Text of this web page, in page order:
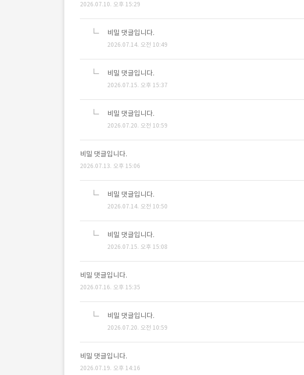
2026.07.10. 오후 15:29
비밀 댓글입니다.
2026.07.14. 오전 10:49
비밀 댓글입니다.
2026.07.15. 오후 15:37
비밀 댓글입니다.
2026.07.20. 오전 10:59
비밀 댓글입니다.
2026.07.13. 오후 15:06
비밀 댓글입니다.
2026.07.14. 오전 10:50
비밀 댓글입니다.
2026.07.15. 오후 15:08
비밀 댓글입니다.
2026.07.16. 오후 15:35
비밀 댓글입니다.
2026.07.20. 오전 10:59
비밀 댓글입니다.
2026.07.19. 오후 14:16